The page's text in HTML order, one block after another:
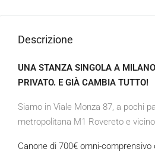
Descrizione
UNA STANZA SINGOLA A
PRIVATO. E GIÀ CAMBIA TUTTO!
Siamo in Viale Monza 87, a pochi
metropolitana M1 Rovereto e
Canone di 700€ omni-comprensivo